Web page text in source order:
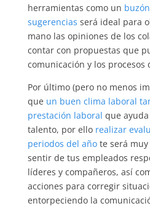
herramientas como un
sugerencias será ideal para
mano las opiniones de los
contar con propuestas que
comunicación y los
Por último (pero no menos
que un buen clima laboral
prestación laboral que
talento, por ello realizar
periodos del añote será muy
sentir de tus empleados
líderes y compañeros, así
acciones para corregir
entorpeciendo la